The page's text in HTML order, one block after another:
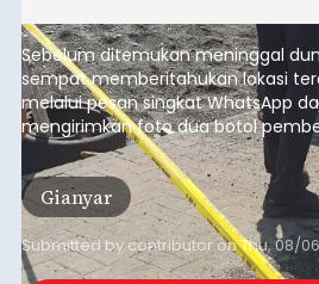
Sebelum ditemukan meninggal
sempat memberitahukan lokasi
melalui pesan singkat WhatsApp
mengirimkan foto dua botol
istrinya.
Gianyar
Submitted by contributoronThu, 08/